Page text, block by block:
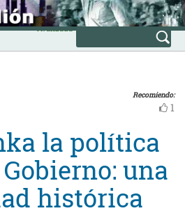
Avanzada
Recomiendo:
1
la política
una
histórica